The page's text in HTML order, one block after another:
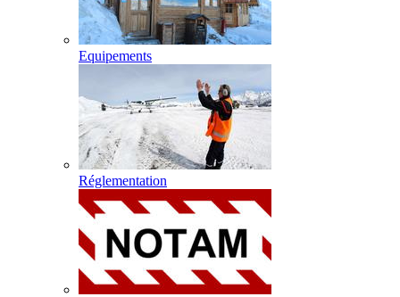
Equipements
Réglementation